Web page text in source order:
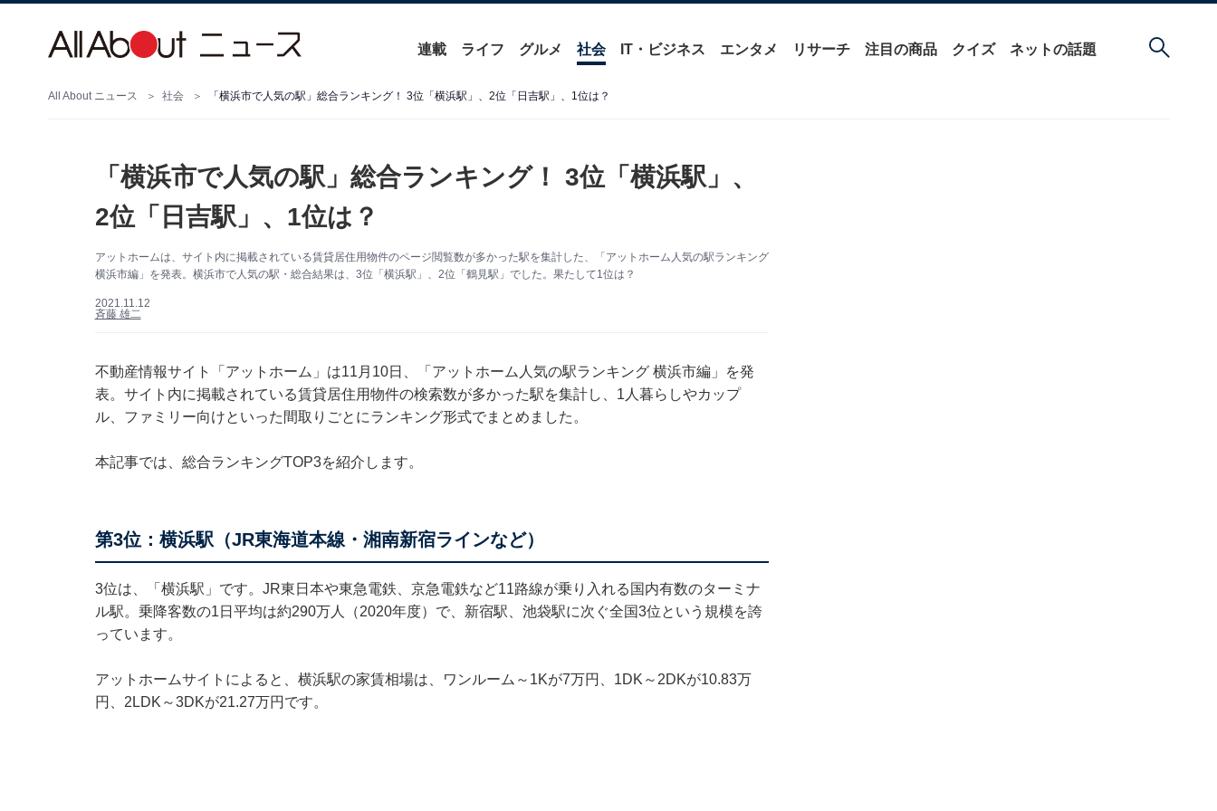
連載 ライフ グルメ 社会 IT・ビジネス エンタメ リサーチ 注目の商品 クイズ ネットの話題
All About ニュース 社会 「横浜市で人気の駅」総合ランキング！ 3位「横浜駅」、2位「日吉駅」、1位は？
「横浜市で人気の駅」総合ランキング！ 3位「横浜駅」、
2位「日吉駅」、1位は？
アットホームは、サイト内に掲載されている賃貸居住用物件のページ閲覧数が多かった駅を集計した、「アットホーム人気の駅ランキング
横浜市編」を発表。横浜市で人気の駅・総合結果は、3位「横浜駅」、2位「鶴見駅」でした。果たして1位は？
2021.11.12
斉藤 雄二
不動産情報サイト「アットホーム」は11月10日、「アットホーム人気の駅ランキング 横浜市編」を発
表。サイト内に掲載されている賃貸居住用物件の検索数が多かった駅を集計し、1人暮らしやカップ
ル、ファミリー向けといった間取りごとにランキング形式でまとめました。
本記事では、総合ランキングTOP3を紹介します。
第3位：横浜駅（JR東海道本線・湘南新宿ラインなど）
3位は、「横浜駅」です。JR東日本や東急電鉄、京急電鉄など11路線が乗り入れる国内有数のターミナ
ル駅。乗降客数の1日平均は約290万人（2020年度）で、新宿駅、池袋駅に次ぐ全国3位という規模を誇
っています。
アットホームサイトによると、横浜駅の家賃相場は、ワンルーム～1Kが7万円、1DK～2DKが10.83万
円、2LDK～3DKが21.27万円です。